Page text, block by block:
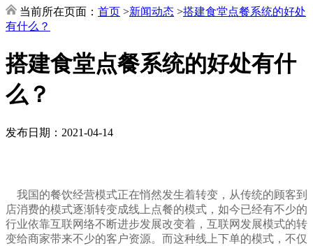
当前所在页面： 首页 >新闻动态 >搭建食堂点餐系统的好处
有什么？
搭建食堂点餐系统的好处有什
么？
发布日期：2021-04-14
我国的餐饮经营模式正在悄然发生着转变，从传统的顾客到
店消费的模式逐渐转变成线上点餐的模式，如今已经有不少的
行业依靠互联网络不断进步发展改变着，互联网发展模式的转
变给商家带来不少的客户资源。而这种线上下单的模式，不仅